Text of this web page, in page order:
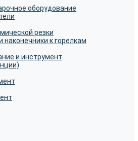
оборудование
резки
наконечники к горелкам
и инструмент